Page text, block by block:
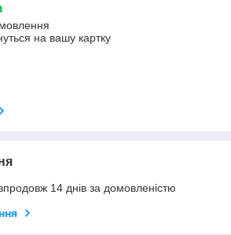
на вашу картку
14 днів за домовленістю